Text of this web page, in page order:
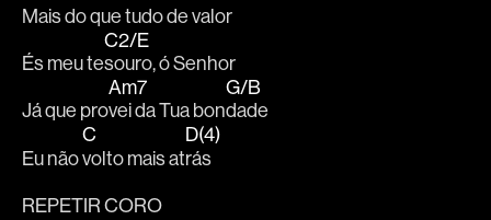
Mais do que tudo de valor
És meu te
C2/E
souro, ó Senhor
Já que pro
Am7
vei da Tua bon
G/B
dade
Eu não
C
volto mais at
D(4)
rás
REPETIR CORO